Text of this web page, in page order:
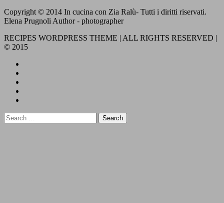
Copyright © 2014 In cucina con Zia Ralù- Tutti i diritti riservati.
Elena Prugnoli Author - photographer
RECIPES WORDPRESS THEME | ALL RIGHTS RESERVED |
© 2015